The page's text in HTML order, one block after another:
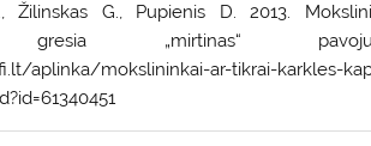
Žilinskas G., Pupienis D. 2013.
gresia „mirtinas“
aplinka/mokslininkai-ar-tikrai-karkles-